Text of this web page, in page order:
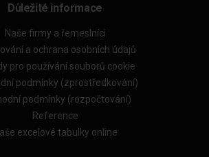
Důležité informace
Naše firmy a řemeslníci
a ochrana osobních údajů
pro používání souborů cookie
podmínky (zprostředkování)
podmínky (rozpočtování)
Reference
excelové tabulky online